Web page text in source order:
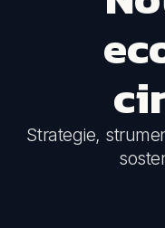
Strategie,